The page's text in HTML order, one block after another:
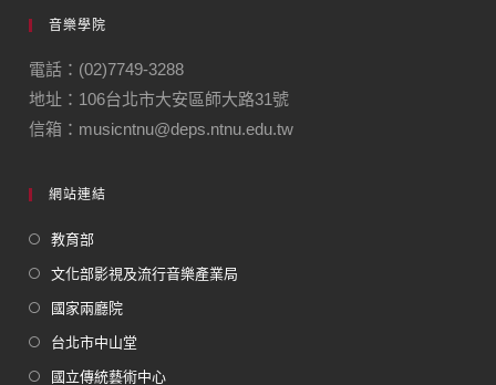
音樂學院
電話：(02)7749-3288
地址：106台北市大安區師大路31號
信箱：musicntnu@deps.ntnu.edu.tw
網站連結
教育部
文化部影視及流行音樂產業局
國家兩廳院
台北市中山堂
國立傳統藝術中心